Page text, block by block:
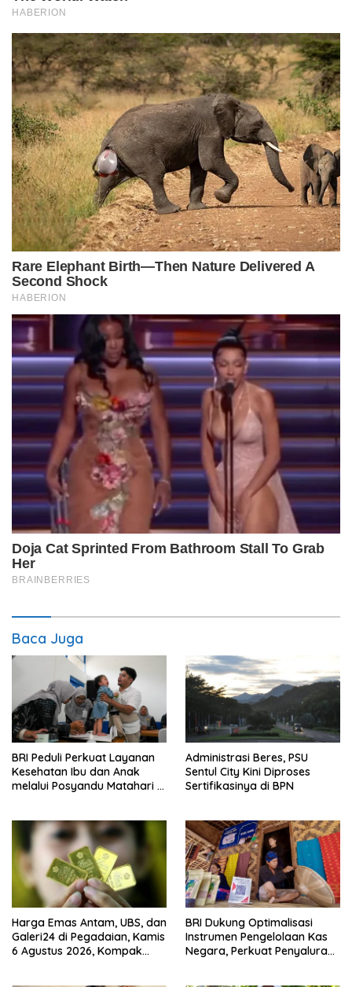
Baca Juga
BRI Peduli Perkuat Layanan
Kesehatan Ibu dan Anak
melalui Posyandu Matahari di
Administrasi Beres, PSU
Sentul City Kini Diproses
Sertifikasinya di BPN
Harga Emas Antam, UBS, dan
Galeri24 di Pegadaian, Kamis
6 Agustus 2026, Kompak
BRI Dukung Optimalisasi
Instrumen Pengelolaan Kas
Negara, Perkuat Penyaluran